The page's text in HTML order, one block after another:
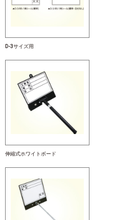
D-3サイズ用
伸縮式ホワイトボード